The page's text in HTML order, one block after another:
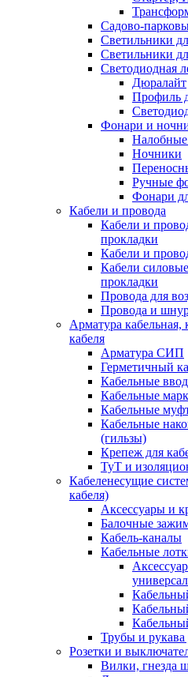
Садово-
Светильники
Светильники
Светодиодная
Дюралайт
Профиль
Фонари и
Ночники
Ручные
Фонари
Кабели и провода
Кабели и
прокладки
Кабели и
Кабели
прокладки
Провода для
Провода и
Арматура кабельная,
кабеля
Арматура СИП
Герметичный
Кабельные
Кабельные
Кабельные
Кабельные
(гильзы)
Крепеж для
ТуТ и
Кабеленесущие
кабеля)
Аксессуары и
Балочные
Кабель-каналы
Кабельные
Трубы и рукава
Розетки и
Вилки, гнезда